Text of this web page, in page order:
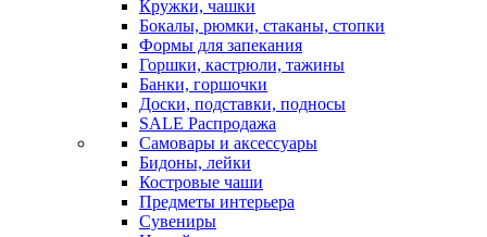
Кружки, чашки
Бокалы, рюмки, стаканы, стопки
Формы для запекания
Горшки, кастрюли, тажины
Банки, горшочки
Доски, подставки, подносы
SALE Распродажа
Самовары и аксессуары
Бидоны, лейки
Костровые чаши
Предметы интерьера
Сувениры